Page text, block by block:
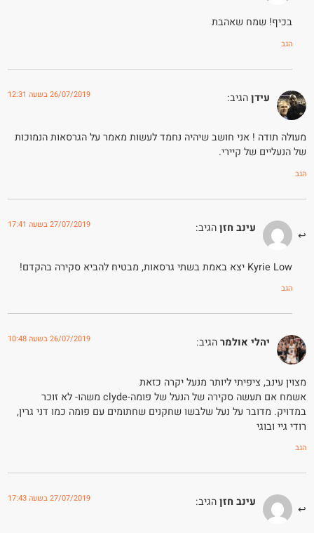
בכיף! שמח שאהבת
הגב
עידןהגיב: 26/07/2019 בשעה 12:31
מעולה תודה ! אני חושב שיהיה נחמד לעשות מאמר על הגרסאות הנמוכות
של הנעליים של קיירי.
הגב
עינב חזןהגיב: 27/07/2019 בשעה 17:41
Kyrie Low יצא באמת בשתי גרסאות, מבטיח להביא סקירה בהקדם!
הגב
יהלי אולמרהגיב: 26/07/2019 בשעה 10:48
מצוין עינב, ציפיתי ליותר מנעל יקרה כזאת
אשמח אם תעשה סקירה של הנעל של פומה-clyde משהו- לא זוכר
במדויק. מדובר על נעל שלבשו שחקנים שחתומים עם פומה כמו דני גרין,
רודי גיי ובוגי
הגב
עינב חזןהגיב: 27/07/2019 בשעה 17:43